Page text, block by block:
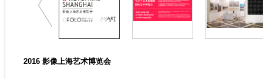
2016 影像上海艺术博览会